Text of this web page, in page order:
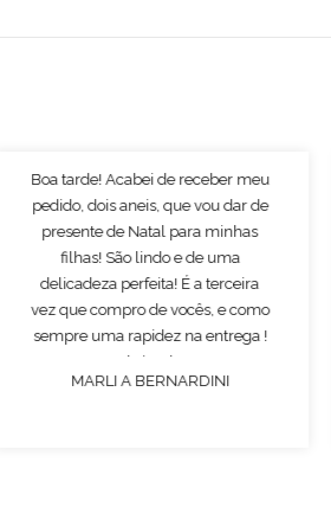
Boa tarde! Acabei de receber meu
pedido, dois aneis, que vou dar de
presente de Natal para minhas
filhas! São lindo e de uma
delicadeza perfeita! É a terceira
vez que compro de vocês, e como
sempre uma rapidez na entrega !
Obrigado!
MARLI A BERNARDINI